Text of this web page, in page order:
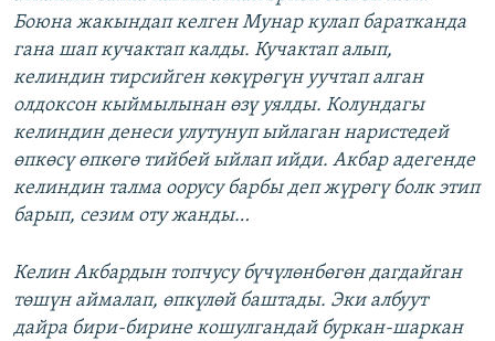
Боюна жакындап келген Мунар кулап баратканда
гана шап кучактап калды. Кучактап алып,
келиндин тирсийген көкүрөгүн уучтап алган
олдоксон кыймылынан өзү уялды. Колундагы
келиндин денеси улутунуп ыйлаган наристедей
өпкөсү өпкөгө тийбей ыйлап ийди. Акбар адегенде
келиндин талма оорусу барбы деп жүрөгү болк этип
барып, сезим оту жанды…
Келин Акбардын топчусу бүчүлөнбөгөн дагдайган
төшүн аймалап, өпкүлөй баштады. Эки албуут
дайра бири-бирине кошулгандай буркан-шаркан